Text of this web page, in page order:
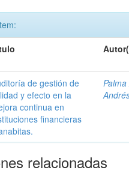
de gestión de
y efecto en la
continua en
financieras
Palma
relacionadas